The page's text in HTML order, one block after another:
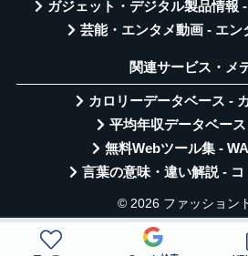
ガジェット・デジタル製品情報
芸能・エンタメ動画 - エン
関連サービス・メ
カロリーデータベース -
平均年収データベー
無料Webツール集 -
言葉の意味・違い解説 -
© 2026 ファッション